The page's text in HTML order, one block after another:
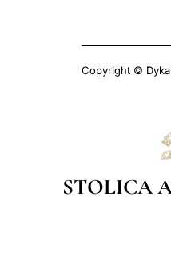
Copyright ©
STOLICA